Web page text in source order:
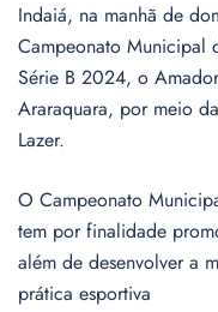
Indaiá, na manhã de
Campeonato Municipal
Série B 2024, o
Araraquara, por meio
Lazer.
O Campeonato
tem por finalidade
além de desenvolver a
prática esportiva